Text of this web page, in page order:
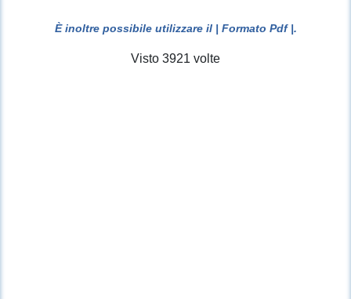
È inoltre possibile utilizzare il | Formato Pdf |.
Visto 3921 volte